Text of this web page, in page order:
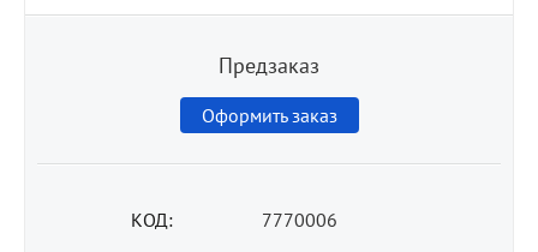
Предзаказ
Оформить заказ
КОД: 7770006